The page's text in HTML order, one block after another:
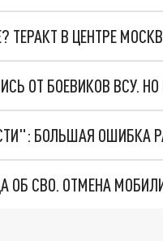
ТЕРАКТ В ЦЕНТРЕ
ОТ БОЕВИКОВ ВСУ.